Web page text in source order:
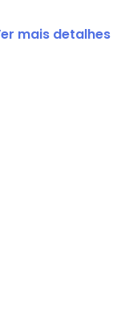
mais detalhes